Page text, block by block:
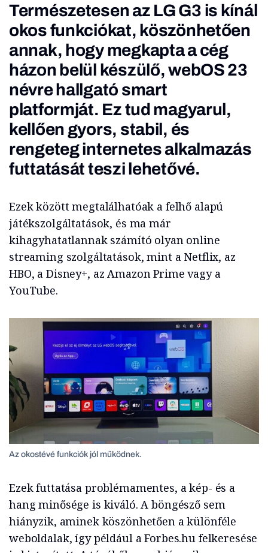
Természetesen az LG G3 is kínál
okos funkciókat, köszönhetően
annak, hogy megkapta a cég
házon belül készülő, webOS 23
névre hallgató smart
platformját. Ez tud magyarul,
kellően gyors, stabil, és
rengeteg internetes alkalmazás
futtatását teszi lehetővé.
Ezek között megtalálhatóak a felhő alapú
játékszolgáltatások, és ma már
kihagyhatatlannak számító olyan online
streaming szolgáltatások, mint a Netflix, az
HBO, a Disney+, az Amazon Prime vagy a
YouTube.
Az okostévé funkciók jól működnek.
Ezek futtatása problémamentes, a kép- és a
hang minősége is kiváló. A böngésző sem
hiányzik, aminek köszönhetően a különféle
weboldalak, így például a Forbes.hu felkeresése